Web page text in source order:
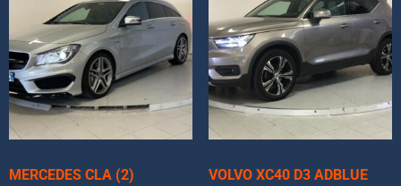
MERCEDES CLA (2)
VOLVO XC40 D3 ADBLUE